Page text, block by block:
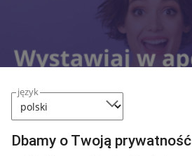
język
Dbamy o Twoją prywatność